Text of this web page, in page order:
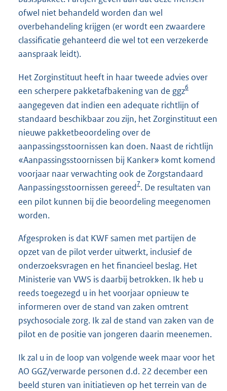
ofwel niet behandeld worden dan wel
overbehandeling krijgen (er wordt een zwaardere
classificatie gehanteerd die wel tot een verzekerde
aanspraak leidt).
Het Zorginstituut heeft in haar tweede advies over
een scherpere pakketafbakening van de ggz6
aangegeven dat indien een adequate richtlijn of
standaard beschikbaar zou zijn, het Zorginstituut een
nieuwe pakketbeoordeling over de
aanpassingsstoornissen kan doen. Naast de richtlijn
«Aanpassingsstoornissen bij Kanker» komt komend
voorjaar naar verwachting ook de Zorgstandaard
Aanpassingsstoornissen gereed7. De resultaten van
een pilot kunnen bij die beoordeling meegenomen
worden.
Afgesproken is dat KWF samen met partijen de
opzet van de pilot verder uitwerkt, inclusief de
onderzoeksvragen en het financieel beslag. Het
Ministerie van VWS is daarbij betrokken. Ik heb u
reeds toegezegd u in het voorjaar opnieuw te
informeren over de stand van zaken omtrent
psychosociale zorg. Ik zal de stand van zaken van de
pilot en de positie van jongeren daarin meenemen.
Ik zal u in de loop van volgende week maar voor het
AO GGZ/verwarde personen d.d. 22 december een
beeld sturen van initiatieven op het terrein van de